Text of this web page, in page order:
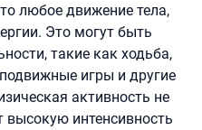
любое движение тела,
Это могут быть
такие как ходьба,
игры и другие
активность не
высокую интенсивность